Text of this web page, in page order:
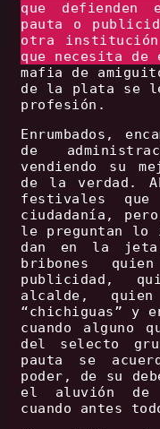
que defienden
pauta o
otra institución
que necesita de
mafia de
de la plata se
profesión.
Enrumbados,
de
vendiendo su
de la verdad.
festivales
ciudadanía,
le preguntan lo
dan en la jeta,
bribones
publicidad,
alcalde,
“chichiguas” y
cuando alguno
del selecto
pauta se
poder, de su
el aluvión de
cuando antes